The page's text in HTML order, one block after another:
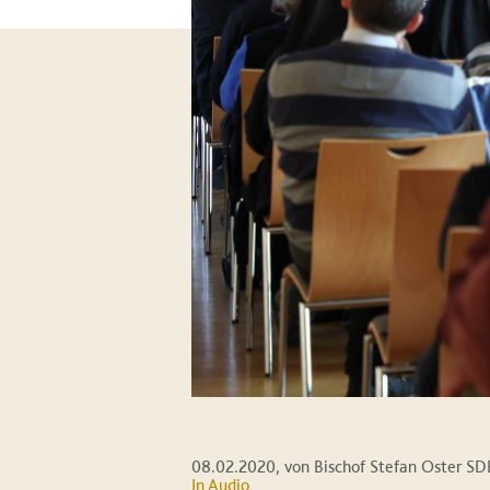
08.02.2020, von Bischof Stefan Oster
In Audio